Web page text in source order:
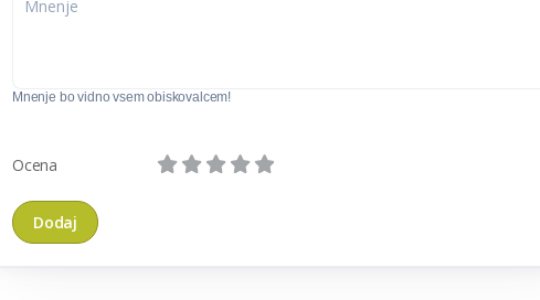
Mnenje bo vidno vsem obiskovalcem!
Ocena